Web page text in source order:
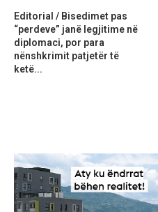
Editorial / Bisedimet pas
“perdeve” janë legjitime në
diplomaci, por para
nënshkrimit patjetër të
ketë...